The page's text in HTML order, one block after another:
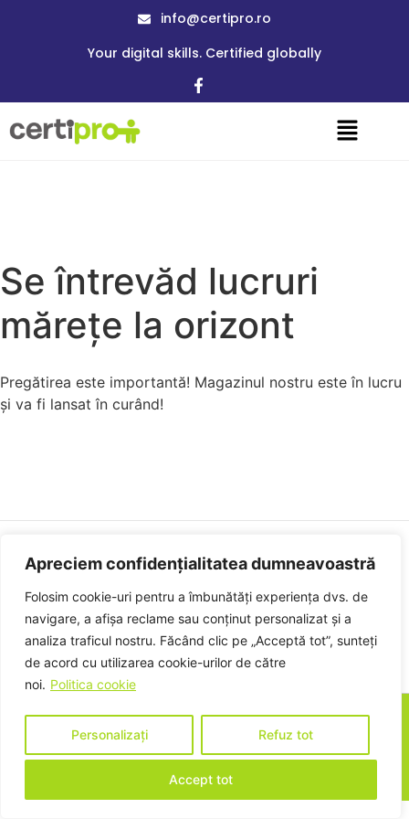
Apreciem confidențialitatea dumneavoastră
Folosim cookie-uri pentru a îmbunătăți experiența dvs. de
navigare, a afișa reclame sau conținut personalizat și a
analiza traficul nostru. Făcând clic pe „Acceptă tot”, sunteți
de acord cu utilizarea cookie-urilor de către
noi. Politica cookie
Personalizați Refuz tot
Accept tot
info@certipro.ro
Your digital skills. Certified globally
Se întrevăd lucruri
mărețe la orizont
Pregătirea este importantă! Magazinul nostru este în lucru
și va fi lansat în curând!
Politica de confidențialitate
Politica de cookies
Termeni și condiții
certipro© 2025. Toate drepturile rezervate